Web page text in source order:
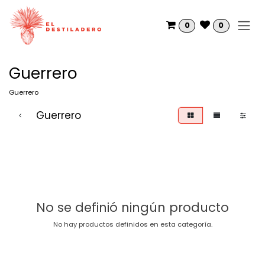
Ir al contenido
0 0
Guerrero
Guerrero
Guerrero
No se definió ningún producto
No hay productos definidos en esta categoría.